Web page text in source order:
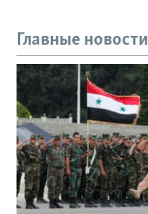
Главные новости